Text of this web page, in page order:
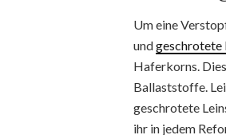
Um eine
undgeschrotete
Haferkorns.
Ballaststoffe.
geschrotete
ihr in jedem